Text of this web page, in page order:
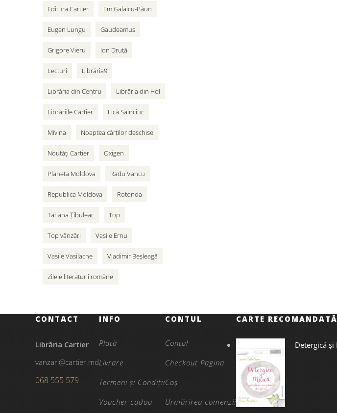
Editura Cartier Em.Galaicu-Păun
Eugen Lungu Gaudeamus
Grigore Vieru Ion Druță
Lecturi Librăria9
Librăria din Centru Librăria din Hol
Librăriile Cartier Lică Sainciuc
Mivina Noaptea cărților deschise
Noutăți Cartier Oxigen
Planeta Moldova Radu Vancu
Republica Moldova Rotonda
Tatiana Țîbuleac Top
Top vânzări Vasile Ernu
Vasile Vasilache Vladimir Beșleagă
Zilele literaturii române
CONTACT
Librăria Cartier
vanzari@cartier.md
068 555 579
INFO
Plată
Livrare
Termeni și Condiții
Voucher cadou
CONTUL
Contul
Checkout Pagina
Coș
Urmărirea comenzii
CARTE RECOMANDATĂ
Detergică